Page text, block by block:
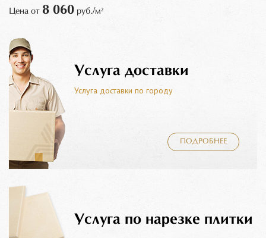
Цена от 8 060 руб./м²
Услуга доставки
Услуга доставки по городу
ПОДРОБНЕЕ
Услуга по нарезке плитки